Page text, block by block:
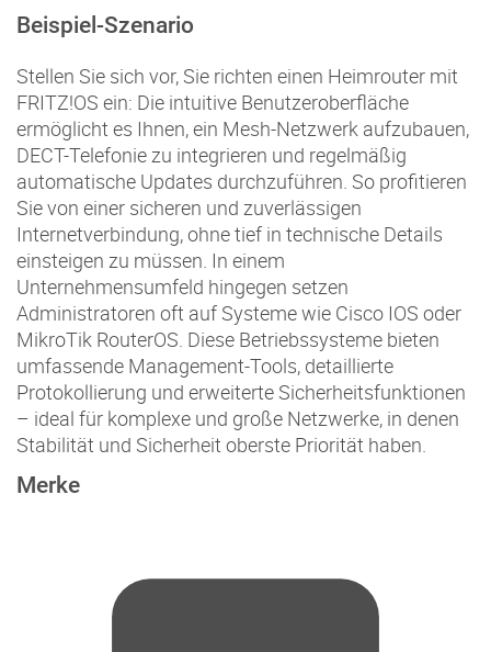
Beispiel-Szenario
Stellen Sie sich vor, Sie richten einen Heimrouter mit
FRITZ!OS ein: Die intuitive Benutzeroberfläche
ermöglicht es Ihnen, ein Mesh-Netzwerk aufzubauen,
DECT-Telefonie zu integrieren und regelmäßig
automatische Updates durchzuführen. So profitieren
Sie von einer sicheren und zuverlässigen
Internetverbindung, ohne tief in technische Details
einsteigen zu müssen. In einem
Unternehmensumfeld hingegen setzen
Administratoren oft auf Systeme wie Cisco IOS oder
MikroTik RouterOS. Diese Betriebssysteme bieten
umfassende Management-Tools, detaillierte
Protokollierung und erweiterte Sicherheitsfunktionen
– ideal für komplexe und große Netzwerke, in denen
Stabilität und Sicherheit oberste Priorität haben.
Merke